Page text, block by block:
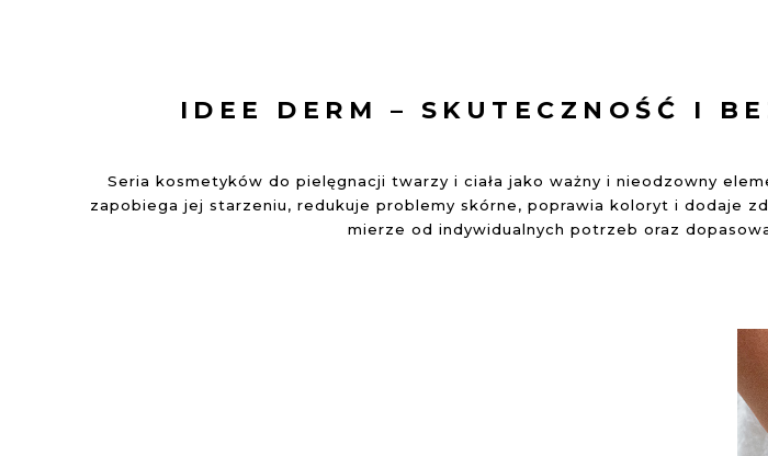
IDEE DERM – SKUTECZNOŚĆ I
Seria kosmetyków do pielęgnacji twarzy i ciała jako ważny i nieodzowny
zapobiega jej starzeniu, redukuje problemy skórne, poprawia koloryt i dodaje
mierze od indywidualnych potrzeb oraz